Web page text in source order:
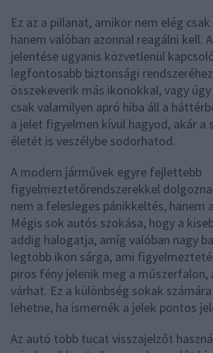
Ez az a pillanat, amikor nem elég
hanem valóban azonnal reagálni kell.
jelentése ugyanis közvetlenül
legfontosabb biztonsági
összekeverik más ikonokkal, vagy
csak valamilyen apró hiba áll a
a jelet figyelmen kívül hagyod, akár a
életét is veszélybe sodorhatod.
A modern járművek egyre fejlettebb
figyelmeztetőrendszerekkel
nem a felesleges pánikkeltés, hanem
Mégis sok autós szokása, hogy a
addig halogatja, amíg valóban nagy
legtöbb ikon sárga, ami
piros fény jelenik meg a műszerfalon,
várhat. Ez a különbség sokak
lehetne, ha ismernék a jelek pontos
Az autó több tucat visszajelzőt